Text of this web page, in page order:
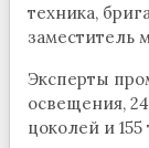
техника,
заместитель
Эксперты
освещения,
цоколей и